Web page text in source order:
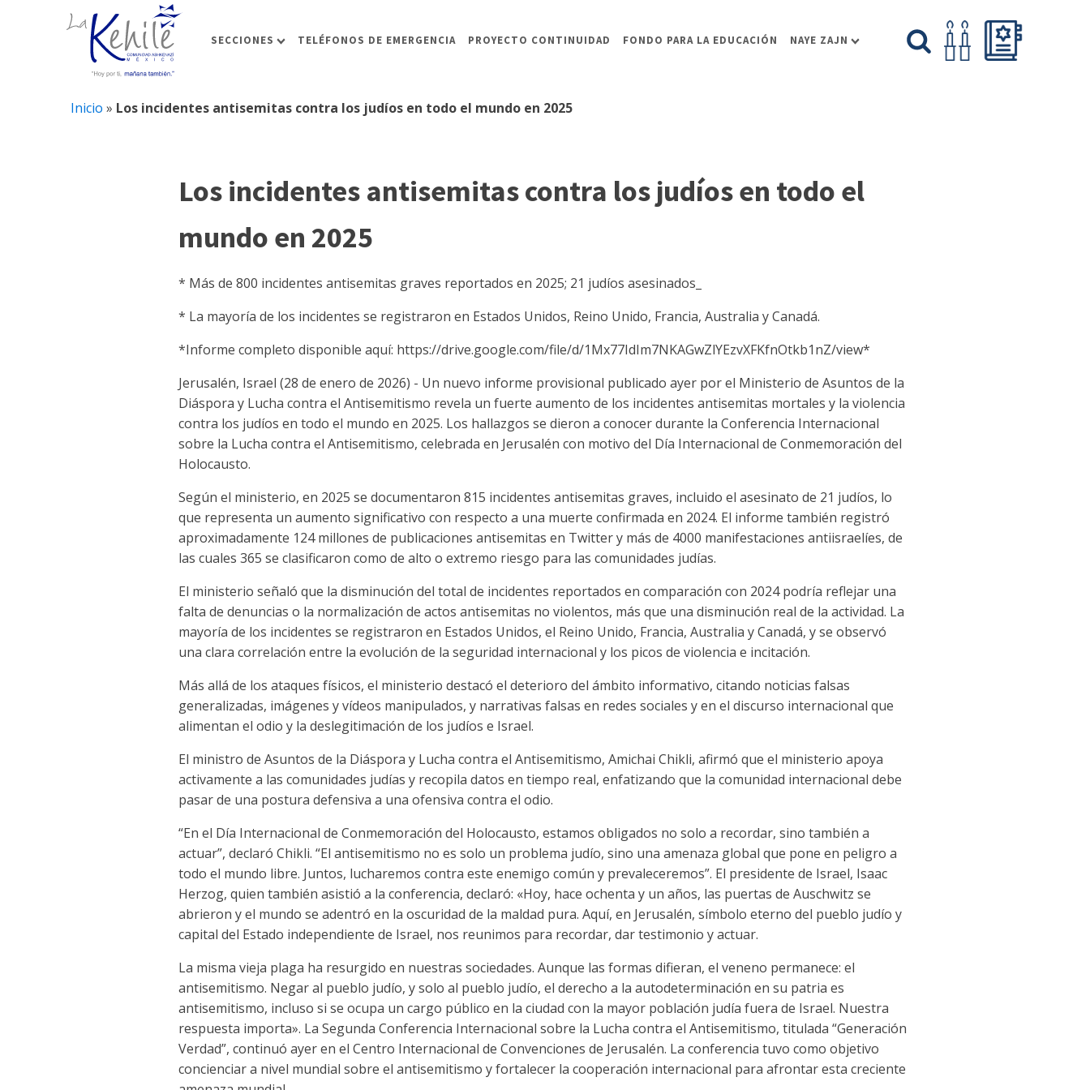
SECCIONES TELÉFONOS DE EMERGENCIA PROYECTO CONTINUIDAD FONDO PARA LA EDUCACIÓN NAYE ZAJN
Inicio » Los incidentes antisemitas contra los judíos en todo el mundo en 2025
Los incidentes antisemitas contra los judíos en todo el
mundo en 2025
* Más de 800 incidentes antisemitas graves reportados en 2025; 21 judíos asesinados_
* La mayoría de los incidentes se registraron en Estados Unidos, Reino Unido, Francia, Australia y Canadá.
*Informe completo disponible aquí: https://drive.google.com/file/d/1Mx77IdIm7NKAGwZlYEzvXFKfnOtkb1nZ/view*
Jerusalén, Israel (28 de enero de 2026) - Un nuevo informe provisional publicado ayer por el Ministerio de Asuntos de la
Diáspora y Lucha contra el Antisemitismo revela un fuerte aumento de los incidentes antisemitas mortales y la violencia
contra los judíos en todo el mundo en 2025. Los hallazgos se dieron a conocer durante la Conferencia Internacional
sobre la Lucha contra el Antisemitismo, celebrada en Jerusalén con motivo del Día Internacional de Conmemoración del
Holocausto.
Según el ministerio, en 2025 se documentaron 815 incidentes antisemitas graves, incluido el asesinato de 21 judíos, lo
que representa un aumento significativo con respecto a una muerte confirmada en 2024. El informe también registró
aproximadamente 124 millones de publicaciones antisemitas en Twitter y más de 4000 manifestaciones antiisraelíes, de
las cuales 365 se clasificaron como de alto o extremo riesgo para las comunidades judías.
El ministerio señaló que la disminución del total de incidentes reportados en comparación con 2024 podría reflejar una
falta de denuncias o la normalización de actos antisemitas no violentos, más que una disminución real de la actividad. La
mayoría de los incidentes se registraron en Estados Unidos, el Reino Unido, Francia, Australia y Canadá, y se observó
una clara correlación entre la evolución de la seguridad internacional y los picos de violencia e incitación.
Más allá de los ataques físicos, el ministerio destacó el deterioro del ámbito informativo, citando noticias falsas
generalizadas, imágenes y vídeos manipulados, y narrativas falsas en redes sociales y en el discurso internacional que
alimentan el odio y la deslegitimación de los judíos e Israel.
El ministro de Asuntos de la Diáspora y Lucha contra el Antisemitismo, Amichai Chikli, afirmó que el ministerio apoya
activamente a las comunidades judías y recopila datos en tiempo real, enfatizando que la comunidad internacional debe
pasar de una postura defensiva a una ofensiva contra el odio.
“En el Día Internacional de Conmemoración del Holocausto, estamos obligados no solo a recordar, sino también a
actuar”, declaró Chikli. “El antisemitismo no es solo un problema judío, sino una amenaza global que pone en peligro a
todo el mundo libre. Juntos, lucharemos contra este enemigo común y prevaleceremos”. El presidente de Israel, Isaac
Herzog, quien también asistió a la conferencia, declaró: «Hoy, hace ochenta y un años, las puertas de Auschwitz se
abrieron y el mundo se adentró en la oscuridad de la maldad pura. Aquí, en Jerusalén, símbolo eterno del pueblo judío y
capital del Estado independiente de Israel, nos reunimos para recordar, dar testimonio y actuar.
La misma vieja plaga ha resurgido en nuestras sociedades. Aunque las formas difieran, el veneno permanece: el
antisemitismo. Negar al pueblo judío, y solo al pueblo judío, el derecho a la autodeterminación en su patria es
antisemitismo, incluso si se ocupa un cargo público en la ciudad con la mayor población judía fuera de Israel. Nuestra
respuesta importa». La Segunda Conferencia Internacional sobre la Lucha contra el Antisemitismo, titulada “Generación
Verdad”, continuó ayer en el Centro Internacional de Convenciones de Jerusalén. La conferencia tuvo como objetivo
concienciar a nivel mundial sobre el antisemitismo y fortalecer la cooperación internacional para afrontar esta creciente